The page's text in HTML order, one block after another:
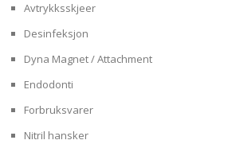
Avtrykksskjeer
Desinfeksjon
Dyna Magnet / Attachment
Endodonti
Forbruksvarer
Nitril hansker